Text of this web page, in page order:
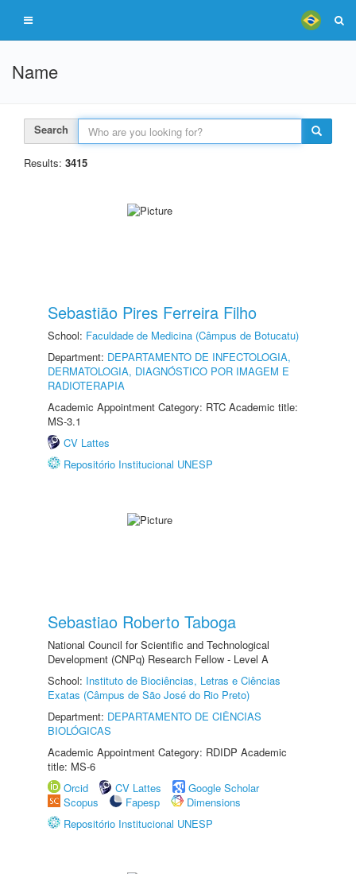
Name
Search
Results: 3415
Sebastião Pires Ferreira Filho
School: Faculdade de Medicina (Câmpus de Botucatu)
Department: DEPARTAMENTO DE INFECTOLOGIA,
DERMATOLOGIA, DIAGNÓSTICO POR IMAGEM E
RADIOTERAPIA
Academic Appointment Category: RTC Academic title:
MS-3.1
CV Lattes
Repositório Institucional UNESP
Sebastiao Roberto Taboga
National Council for Scientific and Technological
Development (CNPq) Research Fellow - Level A
School: Instituto de Biociências, Letras e Ciências
Exatas (Câmpus de São José do Rio Preto)
Department: DEPARTAMENTO DE CIÊNCIAS
BIOLÓGICAS
Academic Appointment Category: RDIDP Academic
title: MS-6
Orcid
CV Lattes
Google Scholar
Scopus
Fapesp
Dimensions
Repositório Institucional UNESP